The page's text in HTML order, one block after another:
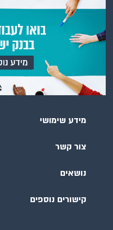
מידע שימושי
צור קשר
נושאים
קישורים נוספים